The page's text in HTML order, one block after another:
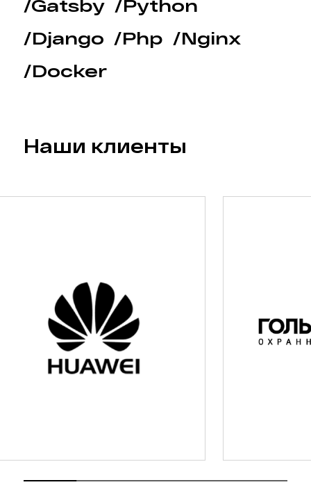
/Gatsby /Python
/Django /Php /Nginx
/Docker
Наши клиенты